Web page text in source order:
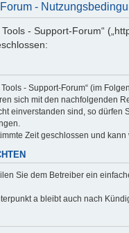
-
- Support-Forum“
- Support-Forum“ (im
sich mit den nachfolgenden
einverstanden sind, so
Zeit geschlossen und
Sie dem Betreiber ein
a bleibt auch nach